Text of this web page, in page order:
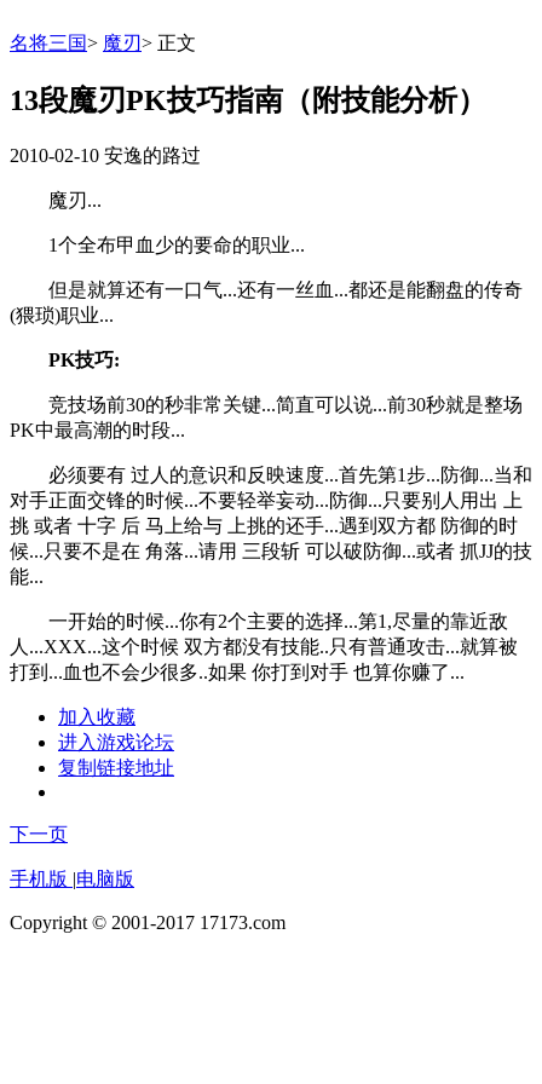
名将三国> 魔刃> 正文
13段魔刃PK技巧指南（附技能分析）
2010-02-10 安逸的路过
魔刃...
1个全布甲血少的要命的职业...
但是就算还有一口气...还有一丝血...都还是能翻盘的传奇
(猥琐)职业...
PK技巧:
竞技场前30的秒非常关键...简直可以说...前30秒就是整场
PK中最高潮的时段...
必须要有 过人的意识和反映速度...首先第1步...防御...当和
对手正面交锋的时候...不要轻举妄动...防御...只要别人用出 上
挑 或者 十字 后 马上给与 上挑的还手...遇到双方都 防御的时
候...只要不是在 角落...请用 三段斩 可以破防御...或者 抓JJ的技
能...
一开始的时候...你有2个主要的选择...第1,尽量的靠近敌
人...XXX...这个时候 双方都没有技能..只有普通攻击...就算被
打到...血也不会少很多..如果 你打到对手 也算你赚了...
加入收藏
进入游戏论坛
复制链接地址
下一页
手机版 |电脑版
Copyright © 2001-2017 17173.com